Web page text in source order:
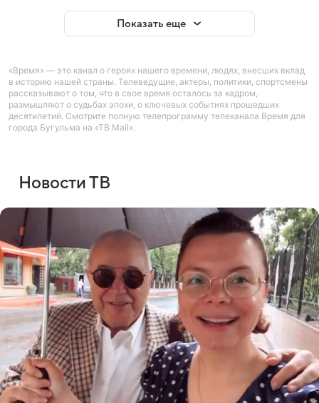
Показать еще
«Время» — это канал о героях нашего времени, людях, внесших вклад
в историю нашей страны. Телеведущие, актеры, политики, спортсмены
рассказывают о том, что в свое время осталось за кадром,
размышляют о судьбах эпохи, о ключевых событиях прошедших
десятилетий. Смотрите полную телепрограмму телеканала Время для
города Бугульма на «ТВ Mail».
Новости ТВ